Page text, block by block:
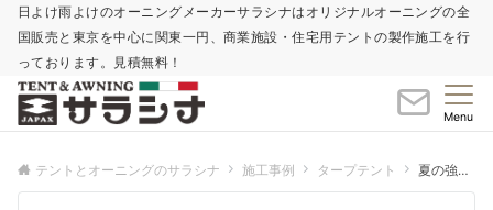
日よけ雨よけのオーニングメーカーサラシナはオリジナルオーニングの全
国販売と東京を中心に関東一円、商業施設・住宅用テントの製作施工を行
っております。見積無料！
Menu
テントとオーニングのサラシナ 施工事例 タープテント 夏の強い日差しから子どもたちを守ります。タープテント（脱着式：メッシュ生地）